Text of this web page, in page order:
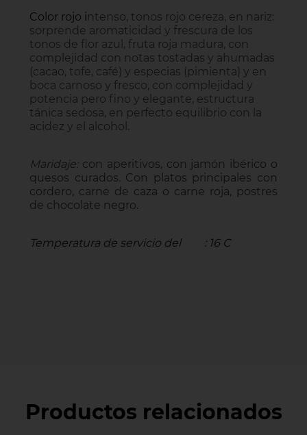
Color rojo intenso, tonos rojo cereza, en nariz:
sorprende aromaticidad y frescura de los
tonos de flor azul, fruta roja madura, con
complejidad con notas tostadas y ahumadas
(cacao, tofe, café) y especias (pimienta) y en
boca carnoso y fresco, con complejidad y
potencia pero fino y elegante, estructura
tánica sedosa, en perfecto equilibrio con la
acidez y el alcohol.
Maridaje:con aperitivos, con jamón ibérico o
quesos curados. Con platos principales con
cordero, carne de caza o carne roja, postres
de chocolate negro.
Temperatura de servicio del : 16 C
Productos relacionados